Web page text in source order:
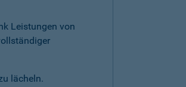
Leistungen von
lächeln.